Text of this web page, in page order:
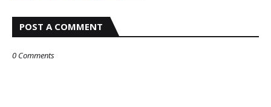
POST A COMMENT
0 Comments